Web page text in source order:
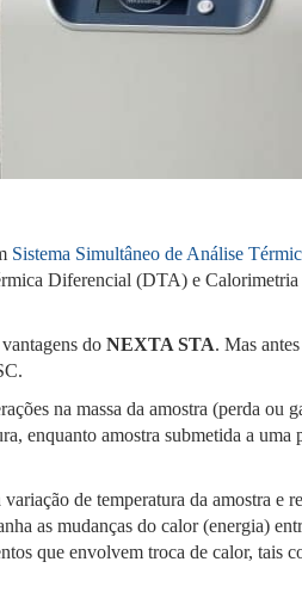
Sistema Simultâneo de Análise
Diferencial (DTA) e
do NEXTA STA. Mas
na massa da amostra (perda ou
enquanto amostra submetida a uma
de temperatura da amostra e
as mudanças do calor (energia)
que envolvem troca de calor, tais